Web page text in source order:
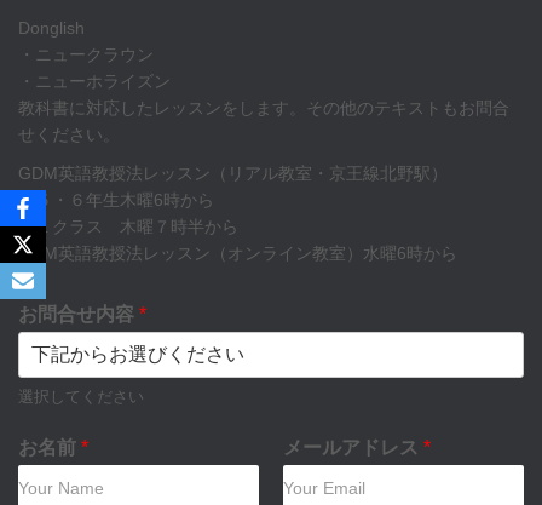
Donglish
・ニュークラウン
・ニューホライズン
教科書に対応したレッスンをします。その他のテキストもお問合
せください。
GDM英語教授法レッスン（リアル教室・京王線北野駅）
小５・６年生木曜6時から
中１クラス 木曜７時半から
GDM英語教授法レッスン（オンライン教室）水曜6時から
お問合せ内容 *
選択してください
お名前 * メールアドレス *